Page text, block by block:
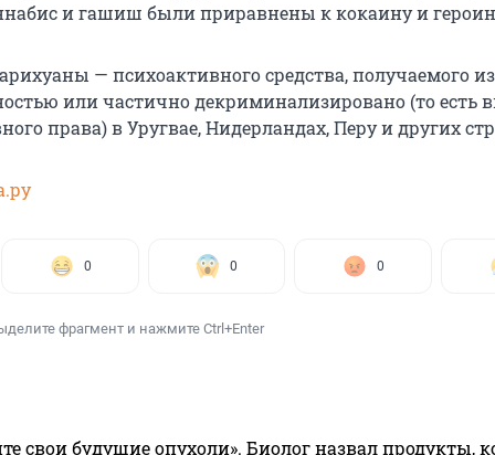
и гашиш были приравнены к кокаину и
— психоактивного средства, получаемого из
или частично декриминализировано (то есть
права) в Уругвае, Нидерландах, Перу и других
0 0 0
фрагмент и нажмите Ctrl+Enter
свои будущие опухоли». Биолог назвал продукты,